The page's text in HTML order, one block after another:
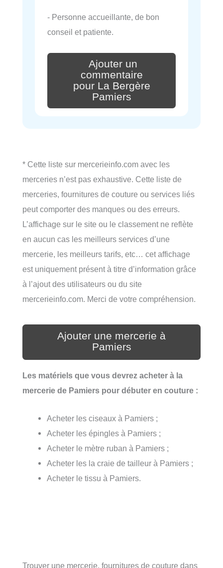
- Personne accueillante, de bon
conseil et patiente.
Ajouter un
commentaire
pour La Bergère
Pamiers
* Cette liste sur mercerieinfo.com avec les
merceries n’est pas exhaustive. Cette liste de
merceries, fournitures de couture ou services liés
peut comporter des manques ou des erreurs.
L’affichage sur le site ou le classement ne reflète
en aucun cas les meilleurs services d’une
mercerie, les meilleurs tarifs, etc… cet affichage
est uniquement présent à titre d’information grâce
à l’ajout des utilisateurs ou du site
mercerieinfo.com. Merci de votre compréhension.
Ajouter une mercerie à
Pamiers
Les matériels que vous devrez acheter à la
mercerie de Pamiers pour débuter en couture :
Acheter les ciseaux à Pamiers ;
Acheter les épingles à Pamiers ;
Acheter le mètre ruban à Pamiers ;
Acheter les la craie de tailleur à Pamiers ;
Acheter le tissu à Pamiers.
Trouver une mercerie, fournitures de couture dans